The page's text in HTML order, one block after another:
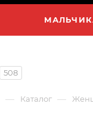
508
— Каталог —